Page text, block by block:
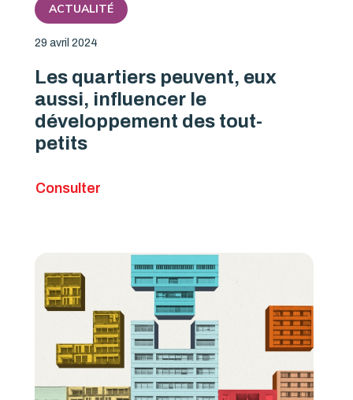
ACTUALITÉ
29 avril 2024
Les quartiers peuvent, eux
aussi, influencer le
développement des tout-
petits
Consulter